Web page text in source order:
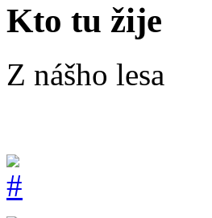
Kto tu žije
Z nášho lesa